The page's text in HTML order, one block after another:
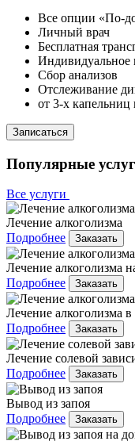
Все опции «По-
Личный врач
Бесплатная
Индивидуальное
Сбор анализов
Отслеживание
от 3-х капельниц
Записаться
Популярные
Все услуги
Лечение алкоголизма
Подробнее
Заказать
Лечение алкоголизма
Подробнее
Заказать
Лечение алкоголизма в
Подробнее
Заказать
Лечение солевой
Подробнее
Заказать
Вывод из запоя
Подробнее
Заказать